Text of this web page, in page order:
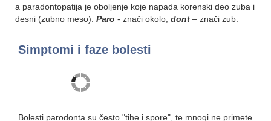
a paradontopatija je oboljenje koje napada korenski deo zuba i
desni (zubno meso). Paro - znači okolo, dont – znači zub.
Simptomi i faze bolesti
Bolesti parodonta su često "tihe i spore", te mnogi ne primete